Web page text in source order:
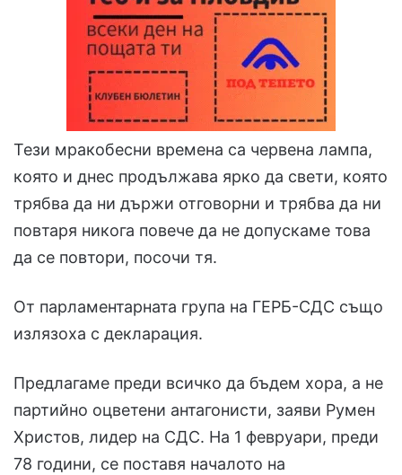
Тези мракобесни времена са червена лампа,
която и днес продължава ярко да свети, която
трябва да ни държи отговорни и трябва да ни
повтаря никога повече да не допускаме това
да се повтори, посочи тя.
От парламентарната група на ГЕРБ-СДС също
излязоха с декларация.
Предлагаме преди всичко да бъдем хора, а не
партийно оцветени антагонисти, заяви Румен
Христов, лидер на СДС. На 1 февруари, преди
78 години, се поставя началото на